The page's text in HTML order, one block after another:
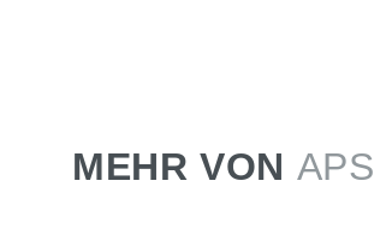
MEHR VON APS